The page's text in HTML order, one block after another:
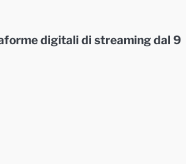
digitali di streaming dal 9